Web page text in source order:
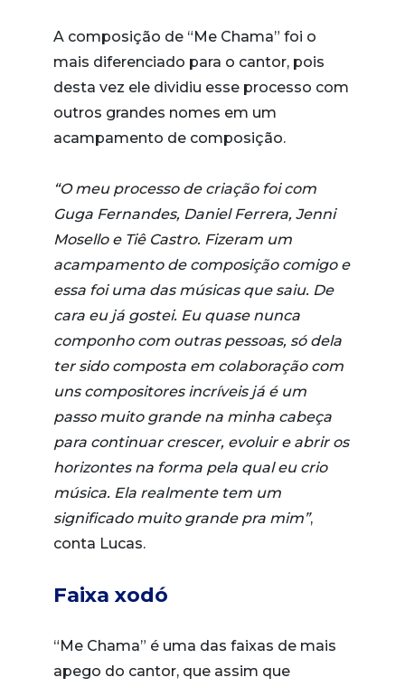
A composição de “Me Chama” foi o
mais diferenciado para o cantor, pois
desta vez ele dividiu esse processo com
outros grandes nomes em um
acampamento de composição.
“O meu processo de criação foi com
Guga Fernandes, Daniel Ferrera, Jenni
Mosello e Tiê Castro. Fizeram um
acampamento de composição comigo e
essa foi uma das músicas que saiu. De
cara eu já gostei. Eu quase nunca
componho com outras pessoas, só dela
ter sido composta em colaboração com
uns compositores incríveis já é um
passo muito grande na minha cabeça
para continuar crescer, evoluir e abrir os
horizontes na forma pela qual eu crio
música. Ela realmente tem um
significado muito grande pra mim”,
conta Lucas.
Faixa xodó
“Me Chama” é uma das faixas de mais
apego do cantor, que assim que